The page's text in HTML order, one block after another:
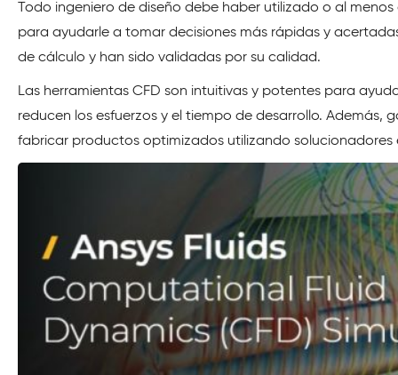
Todo ingeniero de diseño debe haber utilizado o al
para ayudarle a tomar decisiones más rápidas y
de cálculo y han sido validadas por su calidad.
Las herramientas CFD son intuitivas y potentes para
reducen los esfuerzos y el tiempo de desarrollo. Además,
fabricar productos optimizados utilizando solucionadores